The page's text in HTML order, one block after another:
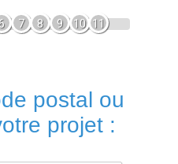
6 7 8 9 10 11
postal ou
projet :